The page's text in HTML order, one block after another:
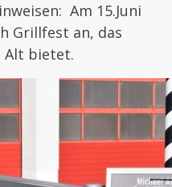
Am 15.Juni
Grillfest an, das
Alt bietet.